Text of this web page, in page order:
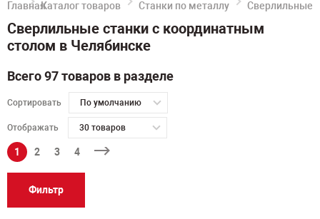
Каталог товаров Станки по металлу Сверлильные
Сверлильные станки с координатным
столом в Челябинске
Всего 97 товаров в разделе
Сортировать По умолчанию
Отображать 30 товаров
1 2 3 4
Фильтр